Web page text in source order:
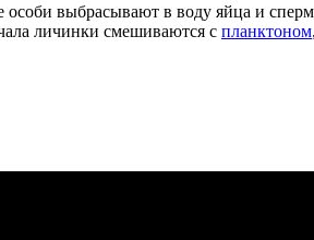
выбрасывают в воду яйца и
личинки смешиваются с планктоном